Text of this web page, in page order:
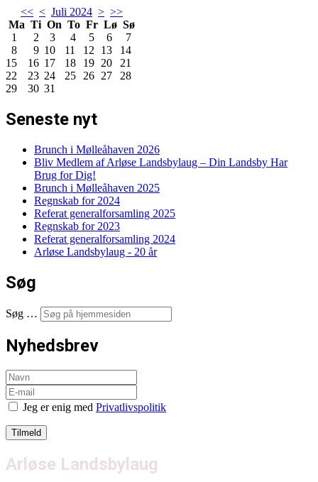
<< < Juli 2024 > >>
Ma Ti On To Fr Lø Sø
1
2 3 4 5 6
7
8
9 10 11 12 13
14
15
16 17 18 19 20
21
22
23 24 25 26 27
28
29
30 31
Seneste nyt
Brunch i Mølleåhaven 2026
Bliv Medlem af Arløse Landsbylaug – Din Landsby Har
Brug for Dig!
Brunch i Mølleåhaven 2025
Regnskab for 2024
Referat generalforsamling 2025
Regnskab for 2023
Referat generalforsamling 2024
Arløse Landsbylaug - 20 år
Søg
Søg …
Nyhedsbrev
Jeg er enig med Privatlivspolitik
Arløse Landsbylaug